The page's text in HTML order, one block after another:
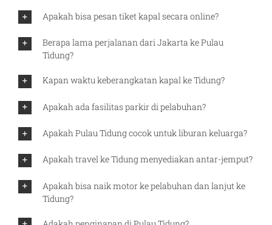
Apakah bisa pesan tiket kapal secara online?
Berapa lama perjalanan dari Jakarta ke Pulau
Tidung?
Kapan waktu keberangkatan kapal ke Tidung?
Apakah ada fasilitas parkir di pelabuhan?
Apakah Pulau Tidung cocok untuk liburan keluarga?
Apakah travel ke Tidung menyediakan antar-jemput?
Apakah bisa naik motor ke pelabuhan dan lanjut ke
Tidung?